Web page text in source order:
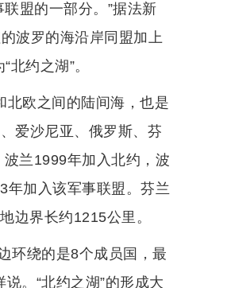
盟的一部分。”据法新
波罗的海沿岸同盟加上
约之湖”。
北欧之间的陆间海，也是
爱沙尼亚、俄罗斯、芬
兰1999年加入北约，波
年加入该军事联盟。芬兰
边界长约1215公里。
环绕的是8个成员国，最
。“北约之湖”的形成大